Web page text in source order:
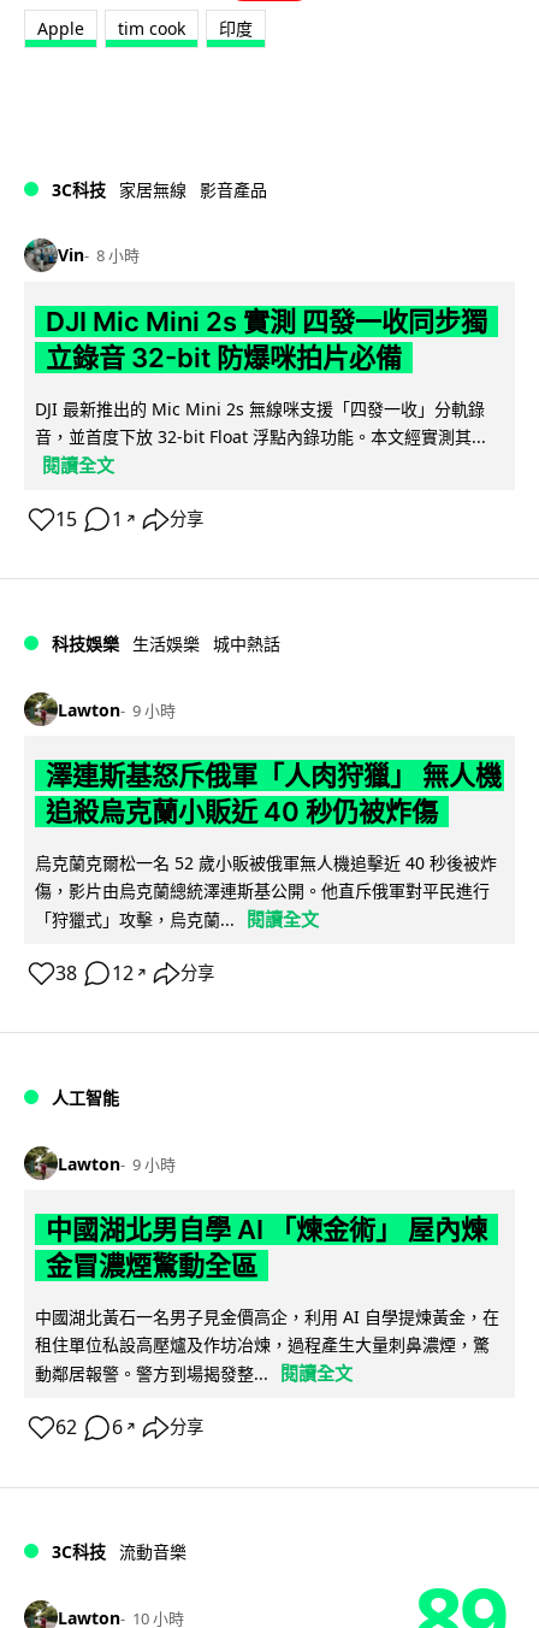
Apple tim cook 印度
3C科技 家居無線 影音產品
Vin 8 小時
DJI Mic Mini 2s 實測 四發一收同步獨
立錄音 32-bit 防爆咪拍片必備
DJI 最新推出的 Mic Mini 2s 無線咪支援「四發一收」分軌錄
音，並首度下放 32-bit Float 浮點內錄功能。本文經實測其...
閱讀全文
15 1 ↗ 分享
科技娛樂 生活娛樂 城中熱話
Lawton 9 小時
澤連斯基怒斥俄軍「人肉狩獵」 無人機
追殺烏克蘭小販近 40 秒仍被炸傷
烏克蘭克爾松一名 52 歲小販被俄軍無人機追擊近 40 秒後被炸
傷，影片由烏克蘭總統澤連斯基公開。他直斥俄軍對平民進行
「狩獵式」攻擊，烏克蘭...
閱讀全文
38 12 ↗ 分享
人工智能
Lawton 9 小時
中國湖北男自學 AI 「煉金術」 屋內煉
金冒濃煙驚動全區
中國湖北黃石一名男子見金價高企，利用 AI 自學提煉黃金，在
租住單位私設高壓爐及作坊冶煉，過程產生大量刺鼻濃煙，驚
動鄰居報警。警方到場揭發整...
閱讀全文
62 6 ↗ 分享
3C科技 流動音樂
Lawton 10 小時